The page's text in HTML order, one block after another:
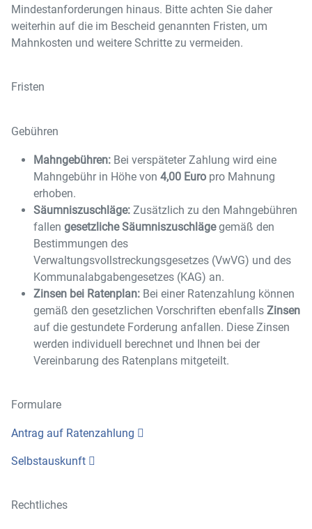
Mindestanforderungen hinaus. Bitte achten Sie daher
weiterhin auf die im Bescheid genannten Fristen, um
Mahnkosten und weitere Schritte zu vermeiden.
Fristen
Gebühren
Mahngebühren: Bei verspäteter Zahlung wird eine
Mahngebühr in Höhe von 4,00 Euro pro Mahnung
erhoben.
Säumniszuschläge: Zusätzlich zu den Mahngebühren
fallen gesetzliche Säumniszuschlägegemäß den
Bestimmungen des
Verwaltungsvollstreckungsgesetzes (VwVG) und des
Kommunalabgabengesetzes (KAG) an.
Zinsen bei Ratenplan: Bei einer Ratenzahlung können
gemäß den gesetzlichen Vorschriften ebenfalls Zinsen
auf die gestundete Forderung anfallen. Diese Zinsen
werden individuell berechnet und Ihnen bei der
Vereinbarung des Ratenplans mitgeteilt.
Formulare
Antrag auf Ratenzahlung
Selbstauskunft
Rechtliches